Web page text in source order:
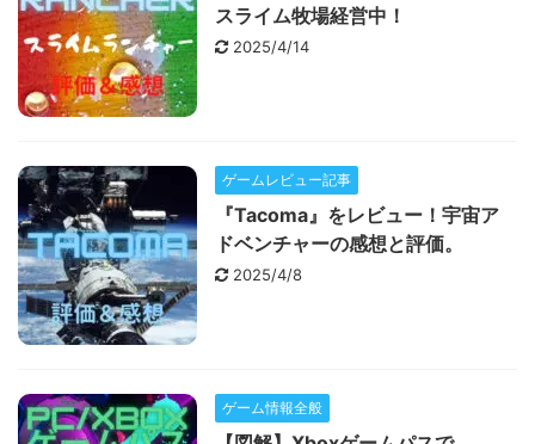
スライム牧場経営中！
2025/4/14
ゲームレビュー記事
『Tacoma』をレビュー！宇宙ア
ドベンチャーの感想と評価。
2025/4/8
ゲーム情報全般